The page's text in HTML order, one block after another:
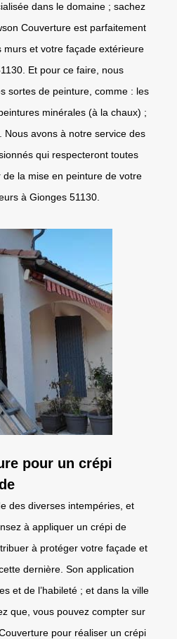
dans le domaine ; sachez
Couverture est parfaitement
et votre façade extérieure
Et pour ce faire, nous
sortes de peinture, comme : les
minérales (à la chaux) ;
Nous avons à notre service des
qui respecteront toutes
de la mise en peinture de votre
à Gionges 51130.
pour un crépi
des diverses intempéries, et
à appliquer un crépi de
à protéger votre façade et
dernière. Son application
et de l’habileté ; et dans la ville
que, vous pouvez compter sur
pour réaliser un crépi